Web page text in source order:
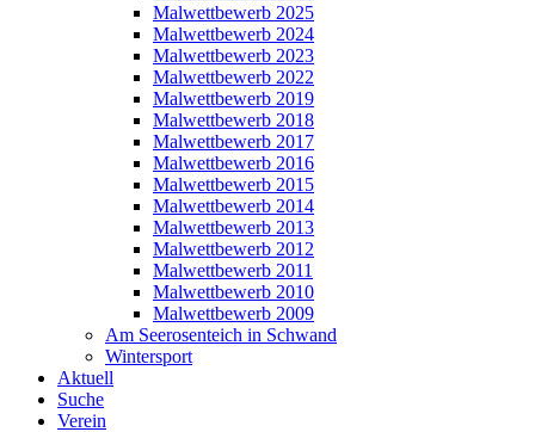
Malwettbewerb 2025
Malwettbewerb 2024
Malwettbewerb 2023
Malwettbewerb 2022
Malwettbewerb 2019
Malwettbewerb 2018
Malwettbewerb 2017
Malwettbewerb 2016
Malwettbewerb 2015
Malwettbewerb 2014
Malwettbewerb 2013
Malwettbewerb 2012
Malwettbewerb 2011
Malwettbewerb 2010
Malwettbewerb 2009
Am Seerosenteich in Schwand
Wintersport
Aktuell
Suche
Verein